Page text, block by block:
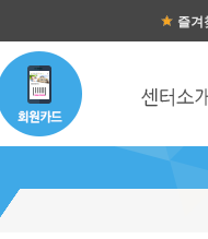
즐겨